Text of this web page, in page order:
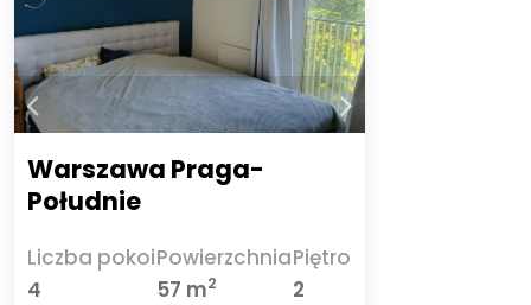
Warszawa Praga-
Południe
Liczba pokoi
4
Powierzchnia
57 m2
Piętro
2